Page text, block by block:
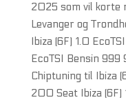
2025 som vil korte
Levanger og
Ibiza (6F) 1.0
EcoTSI Bensin 999
Chiptuning til Ibiza
200 Seat Ibiza (6F)